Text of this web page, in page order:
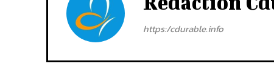
https:/cdurable.info